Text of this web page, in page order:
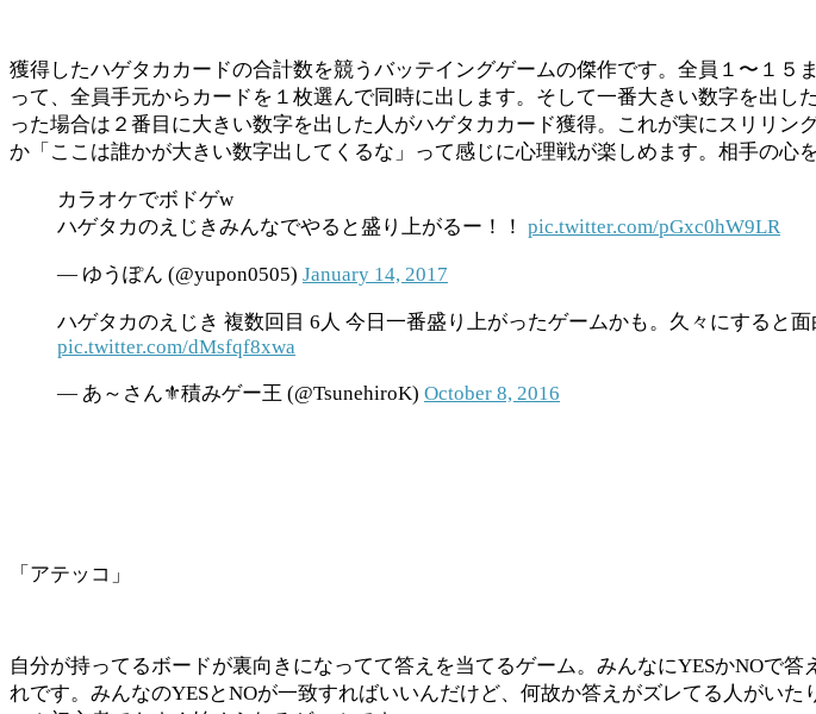
獲得したハゲタカカードの合計数を競うバッテイングゲームの傑作です。全員１〜１
って、全員手元からカードを１枚選んで同時に出します。そして一番大きい数字を出
った場合は２番目に大きい数字を出した人がハゲタカカード獲得。これが実にスリリ
か「ここは誰かが大きい数字出してくるな」って感じに心理戦が楽しめます。相手の心
カラオケでボドゲw
ハゲタカのえじきみんなでやると盛り上がるー！！ pic.twitter.com/pGxc0hW9LR
— ゆうぽん (@yupon0505) January 14, 2017
ハゲタカのえじき 複数回目 6人 今日一番盛り上がったゲームかも。久々にすると
pic.twitter.com/dMsfqf8xwa
— あ～さん⚜️積みゲー王 (@TsunehiroK) October 8, 2016
「アテッコ」
自分が持ってるボードが裏向きになってて答えを当てるゲーム。みんなにYESかNOで
れです。みんなのYESとNOが一致すればいいんだけど、何故か答えがズレてる人がい